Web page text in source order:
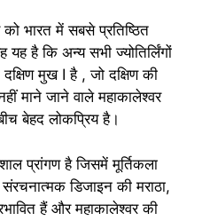
भारत में सबसे प्रतिष्ठित
यह है कि अन्य सभी ज्योतिर्लिंगों
दक्षिण मुख I है , जो दक्षिण की
माने जाने वाले महाकालेश्वर
बेहद लोकप्रिय है।
प्रांगण है जिसमें मूर्तिकला
संरचनात्मक डिजाइन की मराठा,
हैं और महाकालेश्वर की